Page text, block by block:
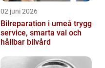
02 juni 2026
Bilreparation i umeå trygg
service, smarta val och
hållbar bilvård